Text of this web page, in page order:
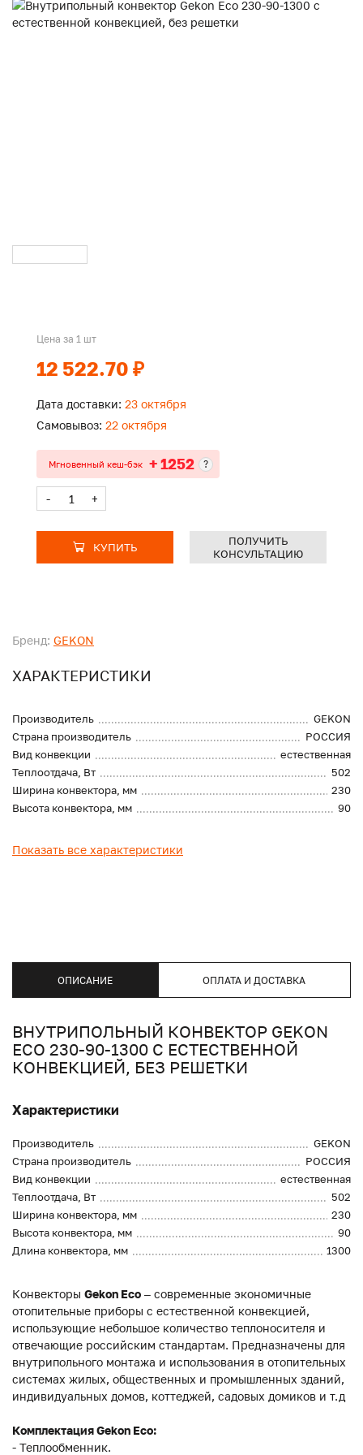
Бренд: GEKON
ХАРАКТЕРИСТИКИ
Производитель
GEKON
Страна производитель
РОССИЯ
Вид конвекции
естественная
Теплоотдача, Вт
502
Ширина конвектора, мм
230
Высота конвектора, мм
90
Показать все характеристики
Цена за 1 шт
12 522.70 ₽
Дата доставки: 23 октября
Самовывоз: 22 октября
Мгновенный кеш-бэк + 1252 ?
- +
КУПИТЬ
ПОЛУЧИТЬ
КОНСУЛЬТАЦИЮ
ОПИСАНИЕ ОПЛАТА И ДОСТАВКА
ВНУТРИПОЛЬНЫЙ КОНВЕКТОР GEKON
ECO 230-90-1300 С ЕСТЕСТВЕННОЙ
КОНВЕКЦИЕЙ, БЕЗ РЕШЕТКИ
Характеристики
Производитель
GEKON
Страна производитель
РОССИЯ
Вид конвекции
естественная
Теплоотдача, Вт
502
Ширина конвектора, мм
230
Высота конвектора, мм
90
Длина конвектора, мм
1300
Конвекторы Gekon Eco – современные экономичные
отопительные приборы с естественной конвекцией,
использующие небольшое количество теплоносителя и
отвечающие российским стандартам. Предназначены для
внутрипольного монтажа и использования в отопительных
системах жилых, общественных и промышленных зданий,
индивидуальных домов, коттеджей, садовых домиков и т.д
Комплектация Gekon Eco:
- Теплообменник.